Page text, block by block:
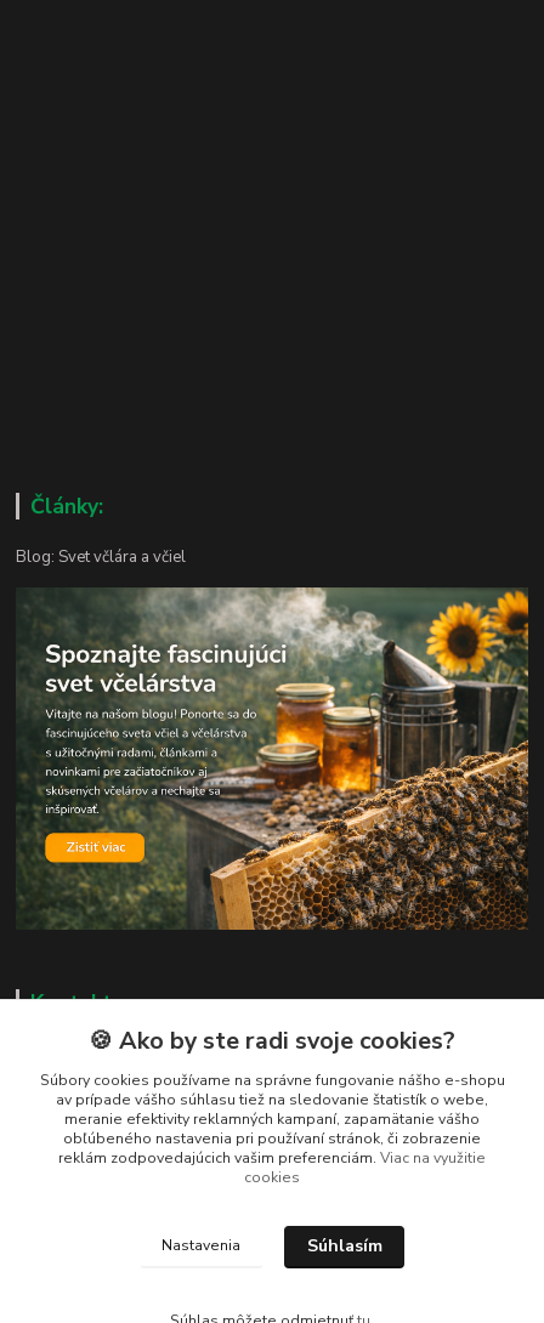
Články:
Blog: Svet včlára a včiel
Kontakty
Zákaznická podpora
+421 919 037 687
Po – Pi 8:00 – 17:00
vcelarstvotrizuliak@centrum.sk
Vytvorené na Eshop-rychlo.sk
🍪 Ako by ste radi svoje cookies?
Súbory cookies používame na správne fungovanie nášho e-shopu
av prípade vášho súhlasu tiež na sledovanie štatistík o webe,
meranie efektivity reklamných kampaní, zapamätanie vášho
obľúbeného nastavenia pri používaní stránok, či zobrazenie
reklám zodpovedajúcich vašim preferenciám. Viac na využitie
cookies
Nastavenia Súhlasím